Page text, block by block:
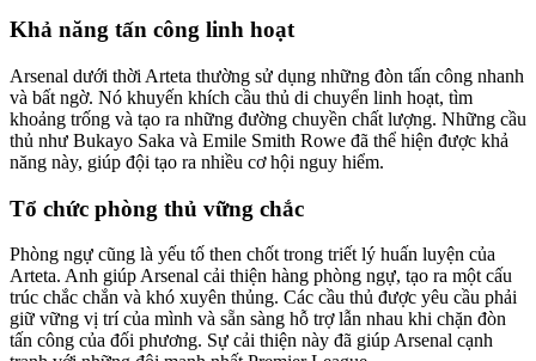
Khả năng tấn công linh hoạt
Arsenal dưới thời Arteta thường sử dụng những đòn tấn công nhanh
và bất ngờ. Nó khuyến khích cầu thủ di chuyển linh hoạt, tìm
khoảng trống và tạo ra những đường chuyền chất lượng. Những cầu
thủ như Bukayo Saka và Emile Smith Rowe đã thể hiện được khả
năng này, giúp đội tạo ra nhiều cơ hội nguy hiểm.
Tổ chức phòng thủ vững chắc
Phòng ngự cũng là yếu tố then chốt trong triết lý huấn luyện của
Arteta. Anh giúp Arsenal cải thiện hàng phòng ngự, tạo ra một cấu
trúc chắc chắn và khó xuyên thủng. Các cầu thủ được yêu cầu phải
giữ vững vị trí của mình và sẵn sàng hỗ trợ lẫn nhau khi chặn đòn
tấn công của đối phương. Sự cải thiện này đã giúp Arsenal cạnh